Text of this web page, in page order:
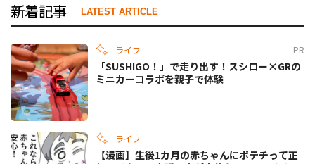
新着記事 LATEST ARTICLE
ライフ PR
「SUSHIGO！」で走り出す！スシロー×GRの
ミニカーコラボを親子で体験
ライフ
【漫画】生後1カ月の赤ちゃんにポテチって正